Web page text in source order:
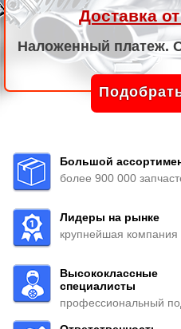
Доставка
Наложенный платеж.
Большой
более 900 000
Лидеры на рынке
крупнейшая компания
Высококлассные
специалисты
профессиональный